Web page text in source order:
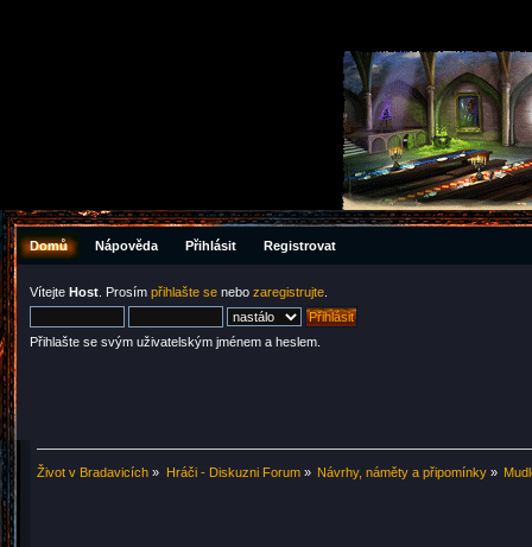
Domů Nápověda Přihlásit Registrovat
Vítejte Host . Prosím přihlašte se nebo zaregistrujte
Přihlašte se svým uživatelským jménem a heslem.
Život v Bradavicích » Hráči - Diskuzni Forum» Návrhy, náměty a připomínky»